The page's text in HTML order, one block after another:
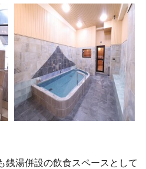
銭湯併設の飲食スペースとして